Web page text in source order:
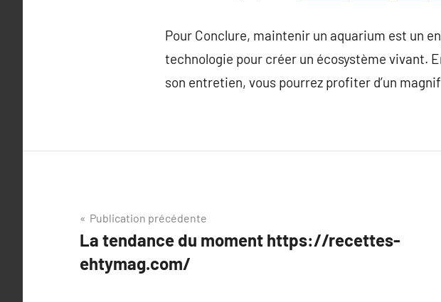
Pour Conclure, maintenir un aquarium est un
technologie pour créer un écosystème vivant.
son entretien, vous pourrez profiter d’un
Navigation
de
l’article
Publication précédente
La tendance du moment https://recettes-
ehtymag.com/